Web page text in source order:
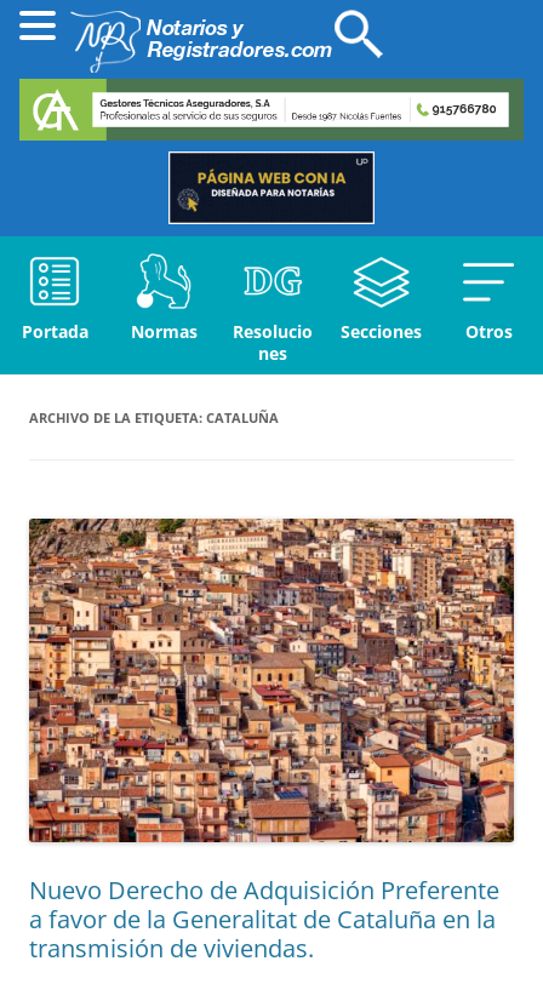
Portada Normas
Resolucio
nes
Secciones Otros
ARCHIVO DE LA ETIQUETA: CATALUÑA
Nuevo Derecho de Adquisición Preferente
a favor de la Generalitat de Cataluña en la
transmisión de viviendas.